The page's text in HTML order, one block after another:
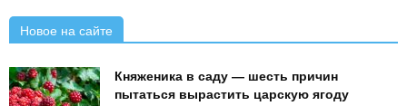
Новое на сайте
Княженика в саду — шесть причин
пытаться вырастить царскую ягоду